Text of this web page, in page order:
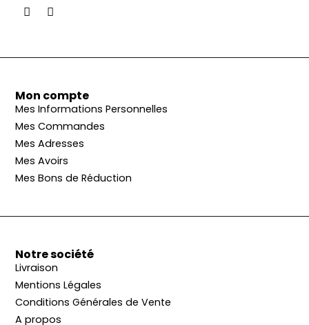
Notre société
Livraison
Mentions Légales
Conditions Générales de Vente
A propos
Mon compte
Mes Informations Personnelles
Mes Commandes
Mes Adresses
Mes Avoirs
Mes Bons de Réduction